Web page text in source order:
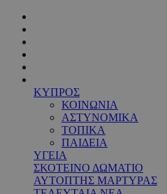
ΚΥΠΡΟΣ
ΚΟΙΝΩΝΙΑ
ΑΣΤΥΝΟΜΙΚΑ
ΤΟΠΙΚΑ
ΠΑΙΔΕΙΑ
ΥΓΕΙΑ
ΣΚΟΤΕΙΝΟ ΔΩΜΑΤΙΟ
ΑΥΤΟΠΤΗΣ ΜΑΡΤΥΡΑΣ